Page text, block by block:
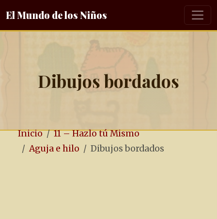
El Mundo de los Niños
Dibujos bordados
Inicio
11 – Hazlo tú Mismo
Aguja e hilo
Dibujos bordados